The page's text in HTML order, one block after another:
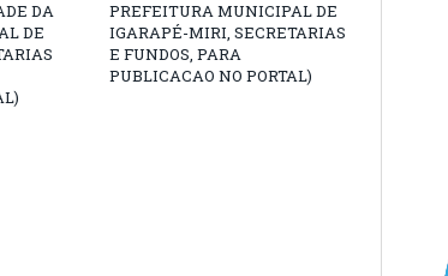
DA
DE
PREFEITURA MUNICIPAL DE
IGARAPÉ-MIRI, SECRETARIAS
E FUNDOS, PARA
PUBLICACAO NO PORTAL)